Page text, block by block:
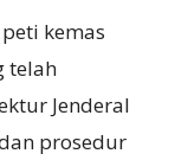
kemas
telah
Jenderal
prosedur